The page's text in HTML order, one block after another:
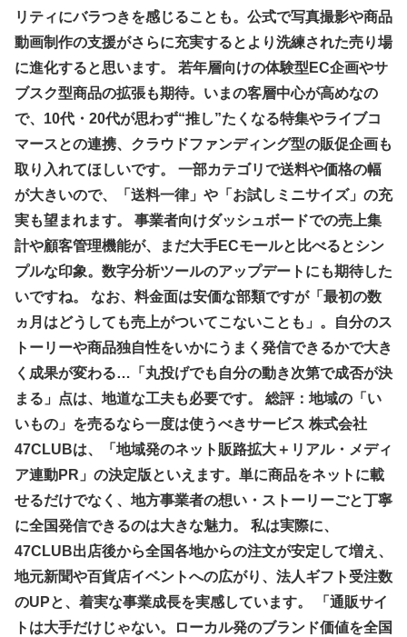
リティにバラつきを感じることも。公式で写真撮影や商品
動画制作の支援がさらに充実するとより洗練された売り場
に進化すると思います。 若年層向けの体験型EC企画やサ
ブスク型商品の拡張も期待。いまの客層中心が高めなの
で、10代・20代が思わず“推し”たくなる特集やライブコ
マースとの連携、クラウドファンディング型の販促企画も
取り入れてほしいです。 一部カテゴリで送料や価格の幅
が大きいので、「送料一律」や「お試しミニサイズ」の充
実も望まれます。 事業者向けダッシュボードでの売上集
計や顧客管理機能が、まだ大手ECモールと比べるとシン
プルな印象。数字分析ツールのアップデートにも期待した
いですね。 なお、料金面は安価な部類ですが「最初の数
ヵ月はどうしても売上がついてこないことも」。自分のス
トーリーや商品独自性をいかにうまく発信できるかで大き
く成果が変わる…「丸投げでも自分の動き次第で成否が決
まる」点は、地道な工夫も必要です。 総評：地域の「い
いもの」を売るなら一度は使うべきサービス 株式会社
47CLUBは、「地域発のネット販路拡大＋リアル・メディ
ア連動PR」の決定版といえます。単に商品をネットに載
せるだけでなく、地方事業者の想い・ストーリーごと丁寧
に全国発信できるのは大きな魅力。 私は実際に、
47CLUB出店後から全国各地からの注文が安定して増え、
地元新聞や百貨店イベントへの広がり、法人ギフト受注数
のUPと、着実な事業成長を実感しています。 「通販サイ
トは大手だけじゃない。ローカル発のブランド価値を全国